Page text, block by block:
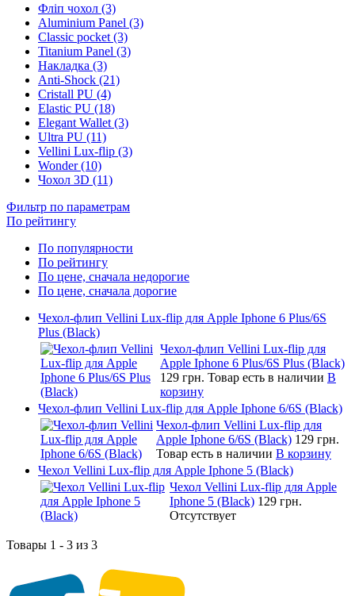
Фліп чохол (3)
Aluminium Panel (3)
Classic pocket (3)
Titanium Panel (3)
Накладка (3)
Anti-Shock (21)
Cristall PU (4)
Elastic PU (18)
Elegant Wallet (3)
Ultra PU (11)
Vellini Lux-flip (3)
Wonder (10)
Чохол 3D (11)
Фильтр по параметрам
По рейтингу
По популярности
По рейтингу
По цене, сначала недорогие
По цене, сначала дорогие
Чехол-флип Vellini Lux-flip для Apple Iphone 6 Plus/6S
Plus (Black)
Чехол-флип Vellini Lux-flip для
Apple Iphone 6 Plus/6S Plus (Black)
129 грн. Товар есть в наличии В
корзину
Чехол-флип Vellini Lux-flip для Apple Iphone 6/6S (Black)
Чехол-флип Vellini Lux-flip для
Apple Iphone 6/6S (Black) 129 грн.
Товар есть в наличии В корзину
Чехол Vellini Lux-flip для Apple Iphone 5 (Black)
Чехол Vellini Lux-flip для Apple
Iphone 5 (Black) 129 грн.
Отсутствует
Товары 1 - 3 из 3